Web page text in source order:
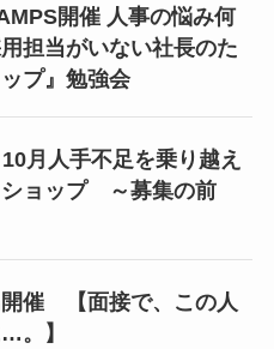
開催 人事の悩み何
担当がいない社長のた
プ』勉強会
月人手不足を乗り越え
ショップ ～募集の前
催 【面接で、この人
。】